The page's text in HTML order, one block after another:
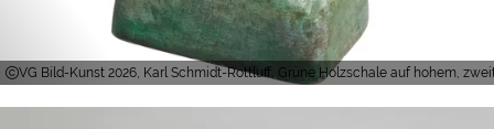
VG Bild-Kunst 2026, Karl Schmidt-Rottluff, Grüne Holzschale auf hohem,